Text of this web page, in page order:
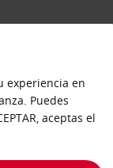
experiencia en
Puedes
aceptas el